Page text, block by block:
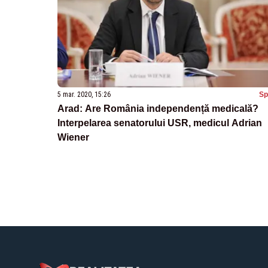
5 mar. 2020, 15:26
Arad: Are România independență medicală?
Interpelarea senatorului USR, medicul Adrian
Wiener